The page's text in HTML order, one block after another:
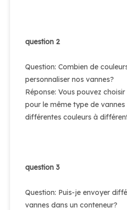
question 2
Question: Combien de
personnaliser nos vannes?
Réponse: Vous pouvez
pour le même type de
différentes couleurs à
question 3
Question: Puis-je envoyer
vannes dans un conteneur?